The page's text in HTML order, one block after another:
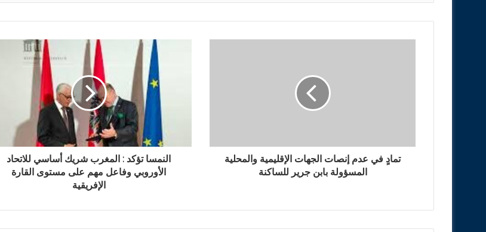
تمادٍ في عدم إنصات الجهات الإقليمية والمحلية
المسؤولة بابن جرير للساكنة
النمسا تؤكد : المغرب شريك أساسي للاتحاد
الأوروبي وفاعل مهم على مستوى القارة
الإفريقية